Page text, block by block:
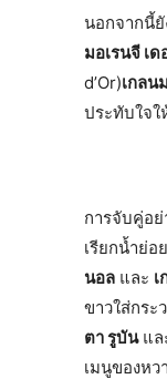
นอกจากนี้ยั
มอเรนจี เ
d’Or)เกลน
ประทับใจ
การจับคู่อ
เรียกน้ำย่
นอล และ
ขาวใส่กระ
ตา รูบันแล
เมนูของหว